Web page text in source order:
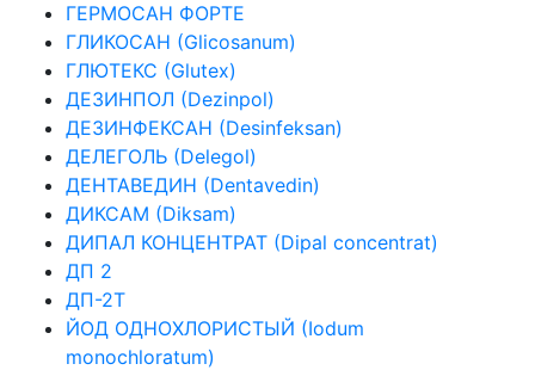
ГЕРМОСАН ФОРТЕ
ГЛИКОСАН (Glicosanum)
ГЛЮТЕКС (Glutex)
ДЕЗИНПОЛ (Dezinpol)
ДЕЗИНФЕКСАН (Desinfeksan)
ДЕЛЕГОЛЬ (Delegol)
ДЕНТАВЕДИН (Dentavedin)
ДИКСАМ (Diksam)
ДИПАЛ КОНЦЕНТРАТ (Dipal сoncentrat)
ДП 2
ДП-2Т
ЙОД ОДНОХЛОРИСТЫЙ (Iodum
monochloratum)